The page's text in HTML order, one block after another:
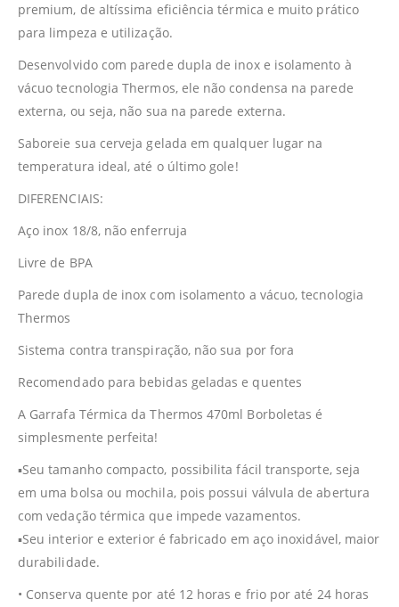
premium, de altíssima eficiência térmica e muito prático
para limpeza e utilização.
Desenvolvido com parede dupla de inox e isolamento à
vácuo tecnologia Thermos, ele não condensa na parede
externa, ou seja, não sua na parede externa.
Saboreie sua cerveja gelada em qualquer lugar na
temperatura ideal, até o último gole!
DIFERENCIAIS:
Aço inox 18/8, não enferruja
Livre de BPA
Parede dupla de inox com isolamento a vácuo, tecnologia
Thermos
Sistema contra transpiração, não sua por fora
Recomendado para bebidas geladas e quentes
A Garrafa Térmica da Thermos 470ml Borboletas é
simplesmente perfeita!
▪️Seu tamanho compacto, possibilita fácil transporte, seja
em uma bolsa ou mochila, pois possui válvula de abertura
com vedação térmica que impede vazamentos.
▪️Seu interior e exterior é fabricado em aço inoxidável, maior
durabilidade.
• Conserva quente por até 12 horas e frio por até 24 horas